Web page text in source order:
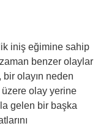
iniş eğimine sahip
benzer olaylar
bir olayın neden
üzere olay yerine
gelen bir başka